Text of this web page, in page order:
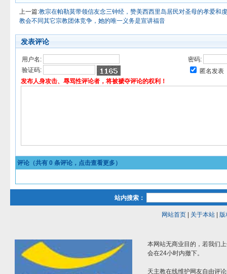
上一篇:教宗在帕勒莫带领信友念三钟经，赞美西西里岛居民对圣母的孝爱和
教会不同其它宗教团体竞争，她的唯一义务是宣讲福音
发表评论
用户名:
密码:
验证码:
匿名发表
发布人身攻击、辱骂性评论者，将被褫夺评论的权利！
评论（共有 0 条评论，点击查看更多）
站内搜索：
网站首页| 关于本站| 版
本网站无商业目的，若我们
会在24小时内撤下。
天主教在线维护网友自由评